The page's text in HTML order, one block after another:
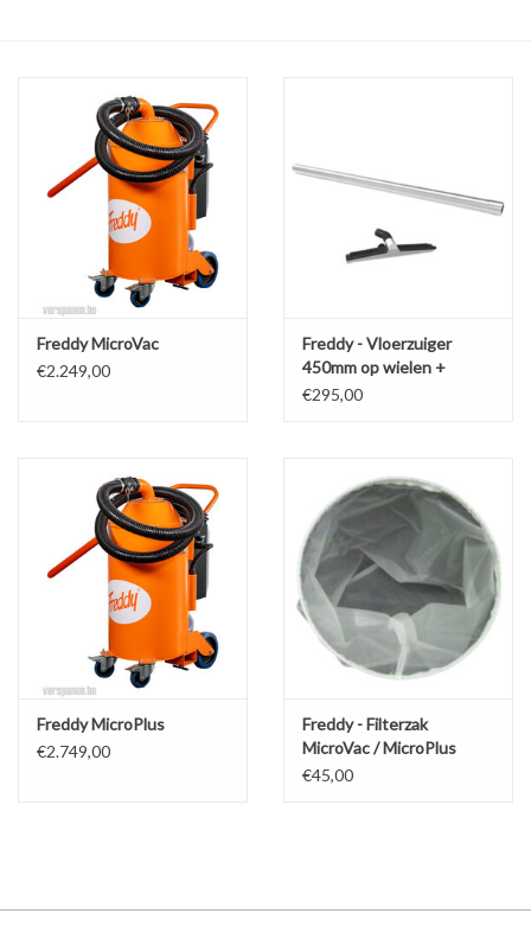
Alles om te Frezen |
Alles om te Draaien |
Alles om te Zagen |
Alles om te Lassen |
Schroefdraad snijden |
Verspaanbaar materiaal |
Varia |
Werkplaatsinrichting |
Freddy MicroVac
€2.249,00
Freddy - Vloerzuiger
450mm op wielen +
stalen arm
€295,00
Freddy MicroPlus
€2.749,00
Freddy - Filterzak
MicroVac / MicroPlus
100µ
€45,00